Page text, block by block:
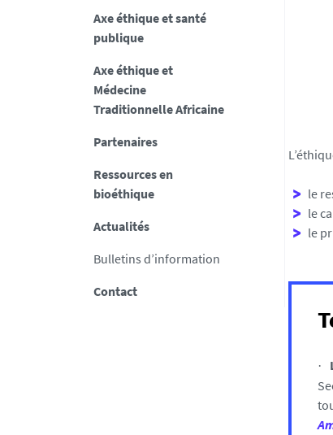
Axe éthique et santé
publique
Axe éthique et
Médecine
Traditionnelle Africaine
Partenaires
Ressources en
bioéthique
Actualités
Bulletins d’information
Contact
le
le
le
·